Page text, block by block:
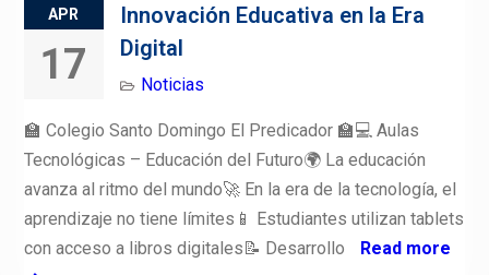
APR
17
Innovación Educativa en la Era
Digital
Noticias
🏫 Colegio Santo Domingo El Predicador 🏫💻 Aulas
Tecnológicas – Educación del Futuro🌍 La educación
avanza al ritmo del mundo🚀 En la era de la tecnología, el
aprendizaje no tiene límites📱 Estudiantes utilizan tablets
con acceso a libros digitales📝 Desarrollo
Read more